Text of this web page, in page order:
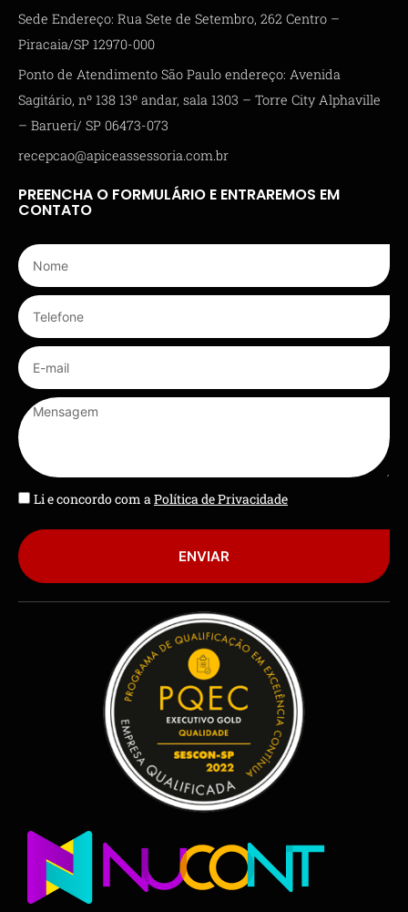
Sede Endereço: Rua Sete de Setembro, 262 Centro –
Piracaia/SP 12970-000
Ponto de Atendimento São Paulo endereço: Avenida
Sagitário, nº 138 13º andar, sala 1303 – Torre City Alphaville
– Barueri/ SP 06473-073
recepcao@apiceassessoria.com.br
PREENCHA O FORMULÁRIO E ENTRAREMOS EM
CONTATO
Li e concordo com aPolítica de Privacidade
ENVIAR